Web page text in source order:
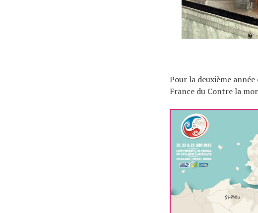
Pour la deuxième
France du Contre la